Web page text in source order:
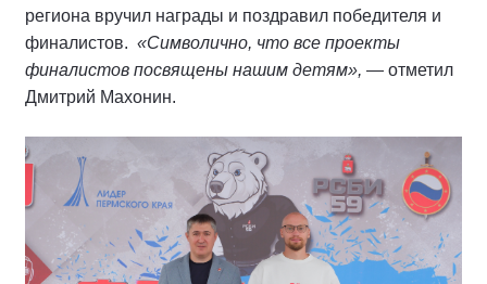
региона вручил награды и поздравил победителя и
финалистов. «Символично, что все проекты
финалистов посвящены нашим детям», — отметил
Дмитрий Махонин.